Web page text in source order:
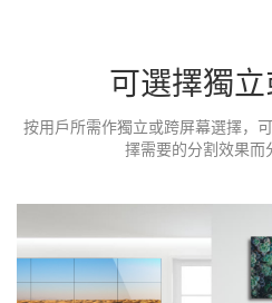
可選擇獨
按用戶所需作獨立或跨屏幕選擇，
擇需要的分割效果而